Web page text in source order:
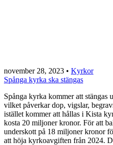
november 28, 2023 • Kyrkor
Spånga kyrka ska stängas
Spånga kyrka kommer att stängas
vilket påverkar dop, vigslar,
istället kommer att hållas i Kista
kosta 20 miljoner kronor. För att
underskott på 18 miljoner kronor
att höja kyrkoavgiften från 2024.